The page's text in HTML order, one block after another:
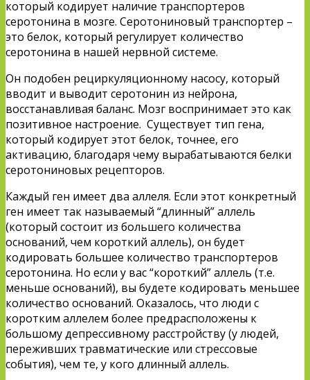
который кодирует наличие транспортеров
серотонина в мозге. Серотониновый транспортер –
это белок, который регулирует количество
серотонина в нашей нервной системе.
Он подобен рециркуляционному насосу, который
вводит и выводит серотонин из нейрона,
восстанавливая баланс. Мозг воспринимает это как
позитивное настроение. Существует тип гена,
который кодирует этот белок, точнее, его
активацию, благодаря чему вырабатываются белки
серотониновых рецепторов.
Каждый ген имеет два аллеля. Если этот конкретный
ген имеет так называемый “длинный” аллель
(который состоит из большего количества
оснований, чем короткий аллель), он будет
кодировать большее количество транспортеров
серотонина. Но если у вас “короткий” аллель (т.е.
меньше оснований), вы будете кодировать меньшее
количество оснований. Оказалось, что люди с
коротким аллелем более предрасположены к
большому депрессивному расстройству (у людей,
переживших травматические или стрессовые
события), чем те, у кого длинный аллель.